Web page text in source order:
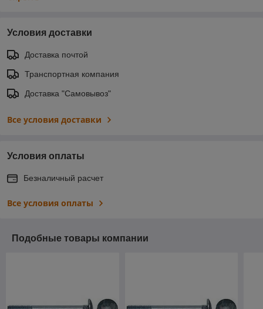
Условия доставки
Доставка почтой
Транспортная компания
Доставка "Самовывоз"
Все условия доставки
Условия оплаты
Безналичный расчет
Все условия оплаты
Подобные товары компании